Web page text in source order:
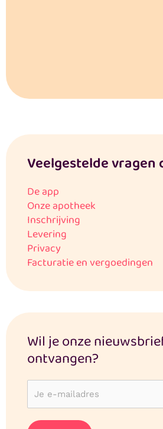
Veelgestelde vragen
De app
Onze apotheek
Inschrijving
Levering
Privacy
Facturatie en vergoedingen
Wil je onze
ontvangen?